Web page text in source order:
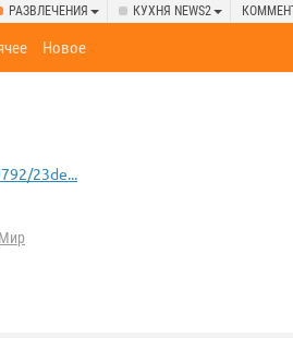
РАЗВЛЕЧЕНИЯ КУХНЯ NEWS2
Новое
23de...
Мир